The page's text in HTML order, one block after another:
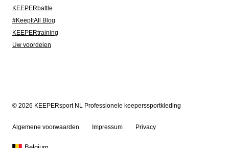
KEEPERbattle
#KeepItAll Blog
KEEPERtraining
Uw voordelen
© 2026 KEEPERsport NL Professionele keeperssportkleding
Algemene voorwaarden Impressum Privacy